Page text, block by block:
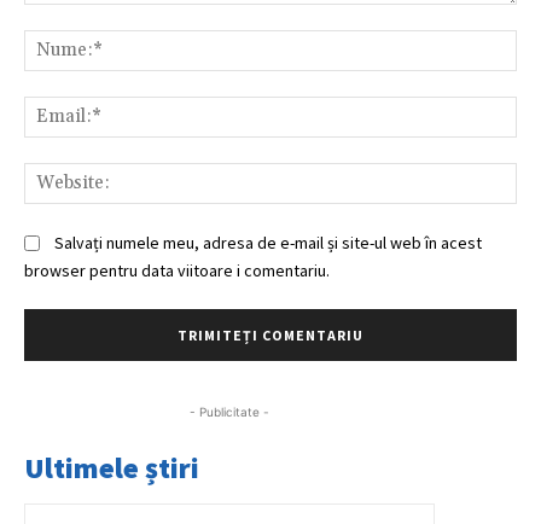
Salvați numele meu, adresa de e-mail și site-ul web în acest
browser pentru data viitoare i comentariu.
- Publicitate -
Ultimele știri